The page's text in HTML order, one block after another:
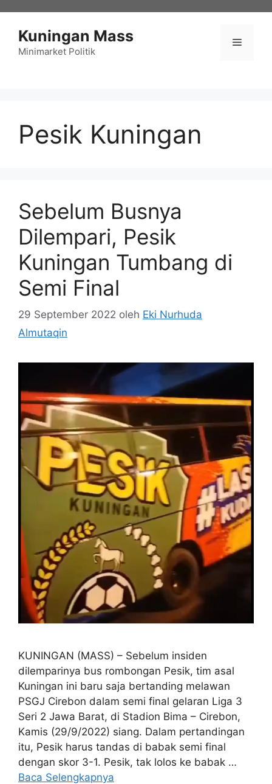
Kuningan Mass
Minimarket Politik
Menu
Pesik Kuningan
Sebelum Busnya
Dilempari, Pesik
Kuningan Tumbang di
Semi Final
29 September 2022 oleh Eki Nurhuda
Almutaqin
KUNINGAN (MASS) – Sebelum insiden
dilemparinya bus rombongan Pesik, tim asal
Kuningan ini baru saja bertanding melawan
PSGJ Cirebon dalam semi final gelaran Liga 3
Seri 2 Jawa Barat, di Stadion Bima – Cirebon,
Kamis (29/9/2022) siang. Dalam pertandingan
itu, Pesik harus tandas di babak semi final
dengan skor 3-1. Pesik, tak lolos ke babak …
Baca Selengkapnya